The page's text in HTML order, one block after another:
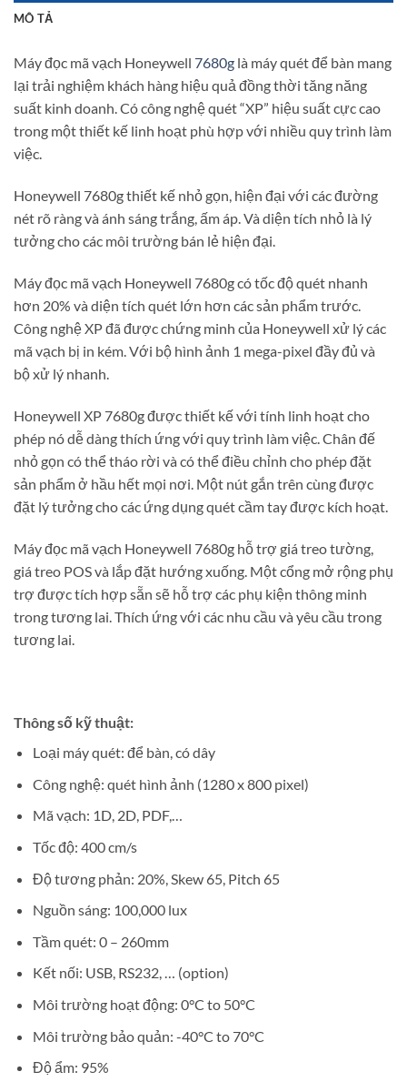
MÔ TẢ
Máy đọc mã vạch Honeywell 7680g là máy quét để bàn mang
lại trải nghiệm khách hàng hiệu quả đồng thời tăng năng
suất kinh doanh. Có công nghệ quét “XP” hiệu suất cực cao
trong một thiết kế linh hoạt phù hợp với nhiều quy trình làm
việc.
Honeywell 7680g thiết kế nhỏ gọn, hiện đại với các đường
nét rõ ràng và ánh sáng trắng, ấm áp. Và diện tích nhỏ là lý
tưởng cho các môi trường bán lẻ hiện đại.
Máy đọc mã vạch Honeywell 7680g có tốc độ quét nhanh
hơn 20% và diện tích quét lớn hơn các sản phẩm trước.
Công nghệ XP đã được chứng minh của Honeywell xử lý các
mã vạch bị in kém. Với bộ hình ảnh 1 mega-pixel đầy đủ và
bộ xử lý nhanh.
Honeywell XP 7680g được thiết kế với tính linh hoạt cho
phép nó dễ dàng thích ứng với quy trình làm việc. Chân đế
nhỏ gọn có thể tháo rời và có thể điều chỉnh cho phép đặt
sản phẩm ở hầu hết mọi nơi. Một nút gắn trên cùng được
đặt lý tưởng cho các ứng dụng quét cầm tay được kích hoạt.
Máy đọc mã vạch Honeywell 7680g hỗ trợ giá treo tường,
giá treo POS và lắp đặt hướng xuống. Một cổng mở rộng phụ
trợ được tích hợp sẵn sẽ hỗ trợ các phụ kiện thông minh
trong tương lai. Thích ứng với các nhu cầu và yêu cầu trong
tương lai.
Thông số kỹ thuật:
Loại máy quét: để bàn, có dây
Công nghệ: quét hình ảnh (1280 x 800 pixel)
Mã vạch: 1D, 2D, PDF,…
Tốc độ: 400 cm/s
Độ tương phản: 20%, Skew 65, Pitch 65
Nguồn sáng: 100,000 lux
Tầm quét: 0 – 260mm
Kết nối: USB, RS232, … (option)
Môi trường hoạt động: 0°C to 50°C
Môi trường bảo quản: -40°C to 70°C
Độ ẩm: 95%